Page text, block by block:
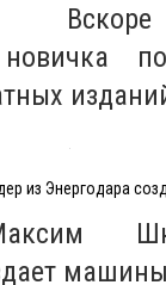
новичка
из Энергодара